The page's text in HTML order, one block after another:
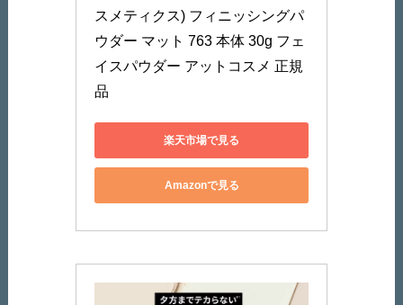
スメティクス) フィニッシングパ
ウダー マット 763 本体 30g フェ
イスパウダー アットコスメ 正規
品
楽天市場で見る
Amazonで見る